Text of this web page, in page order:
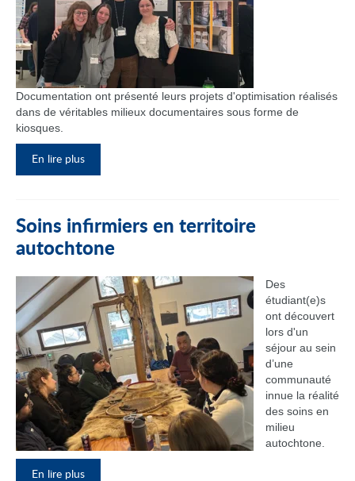
Documentation ont présenté leurs projets d'optimisation réalisés
dans de véritables milieux documentaires sous forme de
kiosques.
En lire plus
Soins infirmiers en territoire
autochtone
Des
étudiant(e)s
ont découvert
lors d'un
séjour au sein
d’une
communauté
innue la réalité
des soins en
milieu
autochtone.
En lire plus